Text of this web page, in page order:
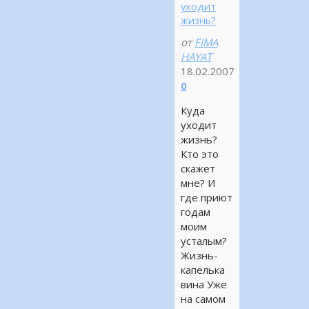
уходит
жизнь?
от FIMA
HAYAT
18.02.2007
0
Куда
уходит
жизнь?
Кто это
скажет
мне? И
где приют
годам
моим
усталым?
Жизнь-
капелька
вина Уже
на самом